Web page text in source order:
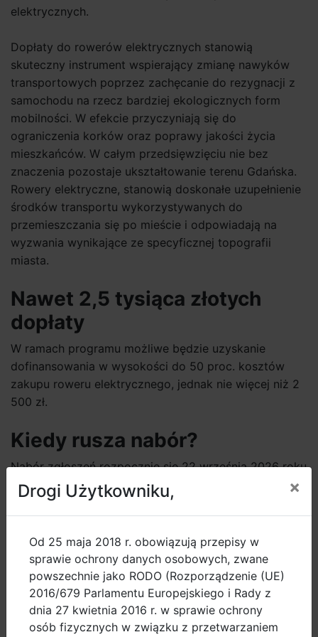
elektrycznych.
Dopłaty do rowerów elektrycznych stanowią
skuteczny instrument wspierający zmianę nawyków
transportowych poprzez zachęcanie do rezygnacji z
samochodu na rzecz bardziej ekologicznych form
mobilności. W efekcie przyczyniają się do
ograniczenia korków oraz poprawy jakości życia
mieszkańców. W całym przedsięwzięciu nie bez
znaczenia pozostaje ukształtowanie terenu Gdańska.
Rowery elektryczne, stanowią doskonałe uzupełnienie
środków transportu wykorzystywanych do
przemieszczania się po mieście i odpowiadają na
wyzwania wynikające ze specyficznej topografii
miasta.
Nawet 2,5 tysiąca złotych
dopłaty
W ramach programu możliwe będzie uzyskanie
dofinansowania w wysokości do 50 proc. kosztów
zakupu roweru elektrycznego, jednak nie więcej niż 2
500 zł.
Kiedy rusza nabór?
Nabór zgłoszeń rozpocznie się 22 września 2026 roku
o godz. 18:00 – dokładnie w Światowy Dzień Bez
Samochodu. Wnioski będzie można składać wyłącznie
za pośrednictwem elektronicznego formularza,
dostępnego na stronie internetowej programu
„Gdański Elektryk”.
Strona internetowa zostanie uruchomiona na początku
września, wraz ze startem kampanii informacyjnej.
Znajdą się na niej wszystkie najważniejsze informacje
Drogi Użytkowniku, ×
Od 25 maja 2018 r. obowiązują przepisy w
sprawie ochrony danych osobowych, zwane
powszechnie jako RODO (Rozporządzenie (UE)
2016/679 Parlamentu Europejskiego i Rady z
dnia 27 kwietnia 2016 r. w sprawie ochrony
osób fizycznych w związku z przetwarzaniem